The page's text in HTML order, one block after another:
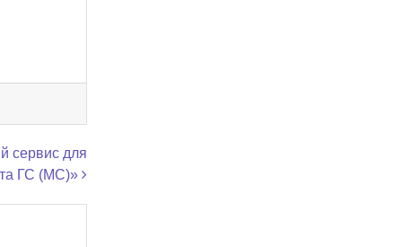
сервис для
ГС (МС)»